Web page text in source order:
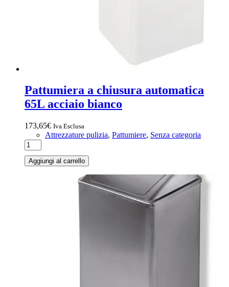
Pattumiera a chiusura automatica
65L acciaio bianco
173,65€ Iva Esclusa
Attrezzature pulizia, Pattumiere, Senza categoria
Aggiungi al carrello